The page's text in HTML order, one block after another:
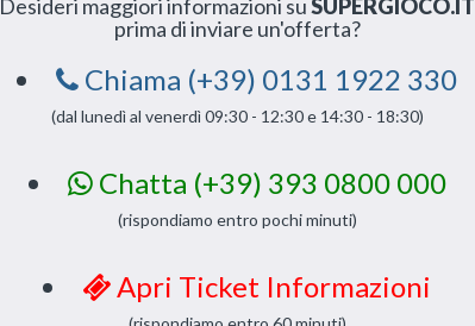
Desideri maggiori informazioni suSUPERGIOCO.IT
prima di inviare un'offerta?
Chiama (+39) 0131 1922 330
(dal lunedì al venerdì 09:30 - 12:30 e 14:30 - 18:30)
Chatta (+39) 393 0800 000
(rispondiamo entro pochi minuti)
Apri Ticket Informazioni